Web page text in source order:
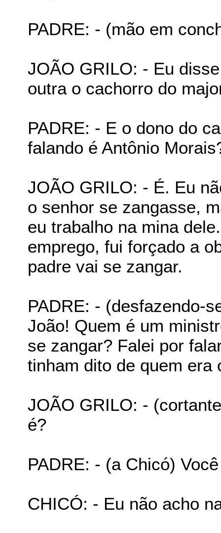
PADRE: - (mão em
JOÃO GRILO: - Eu
outra o cachorro do
PADRE: - E o dono do
falando é Antônio
JOÃO GRILO: - É. Eu
o senhor se zangasse,
eu trabalho na mina
emprego, fui forçado a
padre vai se zangar.
PADRE: - (desfazendo-
João! Quem é um
se zangar? Falei por
tinham dito de quem era
JOÃO GRILO: -
é?
PADRE: - (a Chicó)
CHICÓ: - Eu não acho